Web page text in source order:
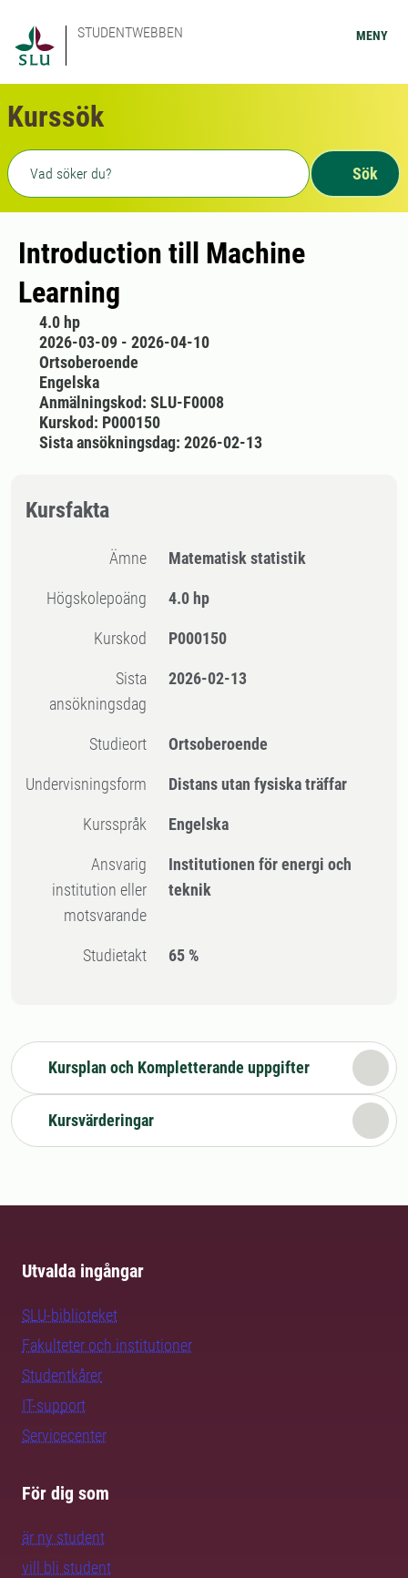
STUDENTWEBBEN MENY
Kurssök
Fritext sökning
Sök
Introduction till Machine
Learning
4.0 hp
2026-03-09 - 2026-04-10
Ortsoberoende
Engelska
Anmälningskod: SLU-F0008
Kurskod: P000150
Sista ansökningsdag: 2026-02-13
Kursfakta
Ämne Matematisk statistik
högskolepoäng 4.0 hp
Kurskod P000150
Sista
ansökningsdag
2026-02-13
Studieort Ortsoberoende
Undervisningsform Distans utan fysiska träffar
Kursspråk Engelska
Ansvarig
institution eller
motsvarande
Institutionen för energi och
teknik
Studietakt 65 %
Kursplan och Kompletterande uppgifter
Kursvärderingar
Utvalda ingångar
SLU-biblioteket
Fakulteter och institutioner
Studentkårer
IT-support
Servicecenter
För dig som
är ny student
vill bli student